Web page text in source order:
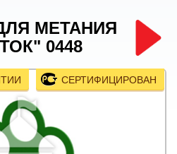
МЕТАНИЯ
0448
СЕРТИФИЦИРОВАН